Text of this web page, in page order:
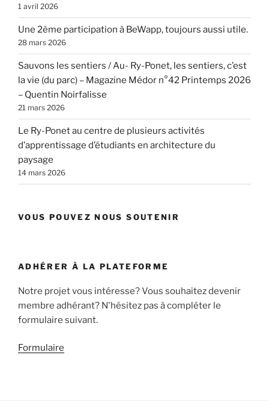
1 avril 2026
Une 2ème participation à BeWapp, toujours aussi utile.
28 mars 2026
Sauvons les sentiers / Au- Ry-Ponet, les sentiers, c’est
la vie (du parc) – Magazine Médor n°42 Printemps 2026
– Quentin Noirfalisse
21 mars 2026
Le Ry-Ponet au centre de plusieurs activités
d’apprentissage d’étudiants en architecture du
paysage
14 mars 2026
VOUS POUVEZ NOUS SOUTENIR
ADHÉRER À LA PLATEFORME
Notre projet vous intéresse? Vous souhaitez devenir
membre adhérant? N'hésitez pas à compléter le
formulaire suivant.
Formulaire